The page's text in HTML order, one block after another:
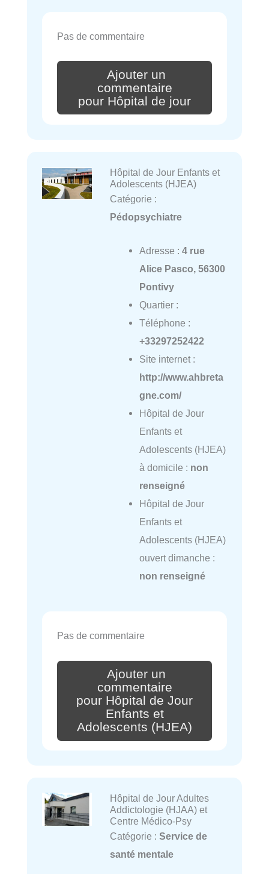
Pas de commentaire
Ajouter un
commentaire
pour Hôpital de jour
Hôpital de Jour Enfants et
Adolescents (HJEA)
Catégorie :
Pédopsychiatre
Adresse : 4 rue
Alice Pasco, 56300
Pontivy
Quartier :
Téléphone :
+33297252422
Site internet :
http://www.ahbreta
gne.com/
Hôpital de Jour
Enfants et
Adolescents (HJEA)
à domicile : non
renseigné
Hôpital de Jour
Enfants et
Adolescents (HJEA)
ouvert dimanche :
non renseigné
Pas de commentaire
Ajouter un
commentaire
pour Hôpital de Jour
Enfants et
Adolescents (HJEA)
Hôpital de Jour Adultes
Addictologie (HJAA) et
Centre Médico-Psy
Catégorie : Service de
santé mentale